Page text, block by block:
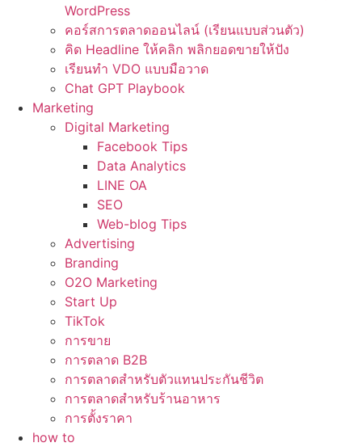
WordPress
คอร์สการตลาดออนไลน์ (เรียนแบบส่วนตัว)
คิด Headline ให้คลิก พลิกยอดขายให้ปัง
เรียนทำ VDO แบบมือวาด
Chat GPT Playbook
Marketing
Digital Marketing
Facebook Tips
Data Analytics
LINE OA
SEO
Web-blog Tips
Advertising
Branding
O2O Marketing
Start Up
TikTok
การขาย
การตลาด B2B
การตลาดสำหรับตัวแทนประกันชีวิต
การตลาดสำหรับร้านอาหาร
การตั้งราคา
how to